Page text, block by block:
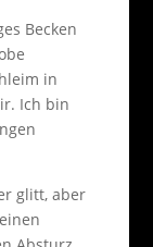
Becken
in
Ich bin
glitt, aber